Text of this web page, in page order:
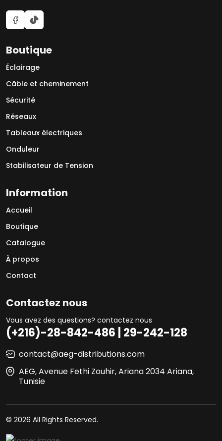
Boutique
Éclairage
Câble et cheminement
Sécurité
Réseaux
Tableaux électriques
Onduleur
Stabilisateur de Tension
Information
Accueil
Boutique
Catalogue
À propos
Contact
Contactez nous
Vous avez des questions? contactez nous
(+216)-28-842-486 | 29-242-128
contact@aeg-distributions.com
AEG, Avenue Fethi Zouhir, Ariana 2034 Ariana,
Tunisie
© 2026 All Rights Reserved.